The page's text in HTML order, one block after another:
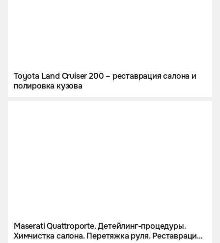
Toyota Land Cruiser 200 – реставрация салона и
полировка кузова
Maserati Quattroporte. Детейлинг-процедуры.
Химчистка салона. Перетяжка руля. Реставрация